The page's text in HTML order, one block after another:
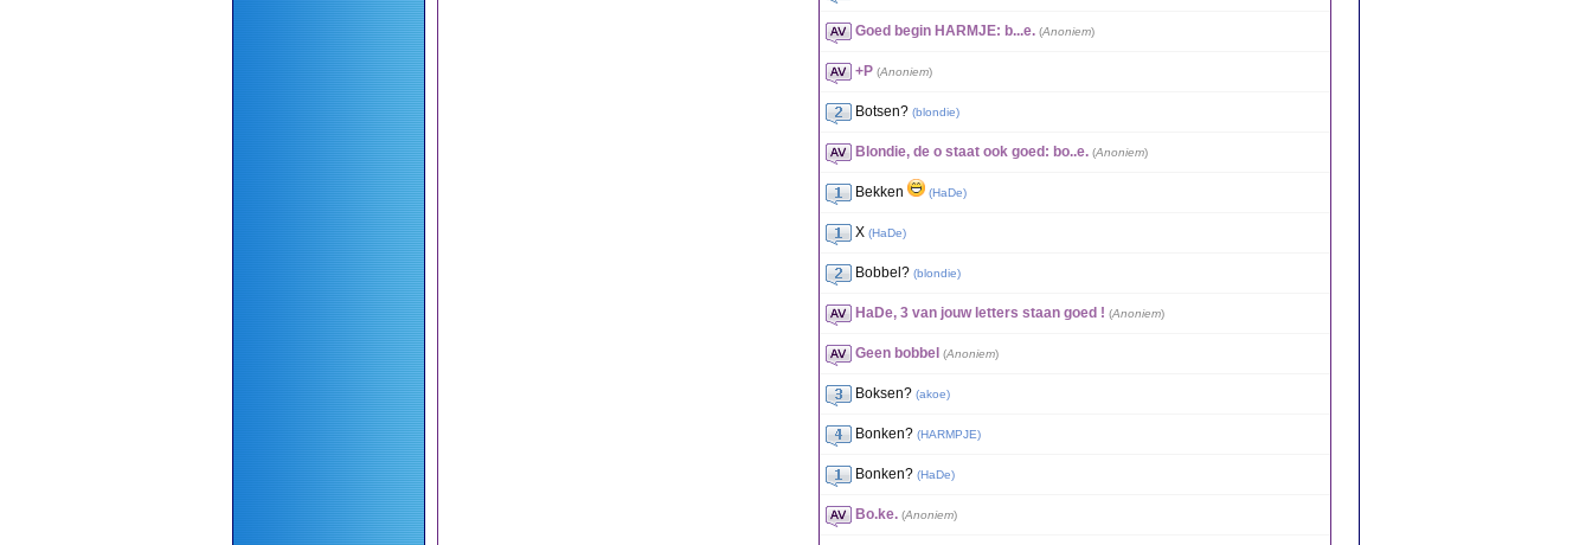
Goed begin HARMJE: b...e. (Anoniem)
+P (Anoniem)
Botsen? (blondie)
Blondie, de o staat ook goed: bo..e. (Anoniem)
Bekken (HaDe)
X (HaDe)
Bobbel? (blondie)
HaDe, 3 van jouw letters staan goed ! (Anoniem)
Geen bobbel (Anoniem)
Boksen? (akoe)
Bonken? (HARMPJE)
Bonken? (HaDe)
Bo.ke. (Anoniem)